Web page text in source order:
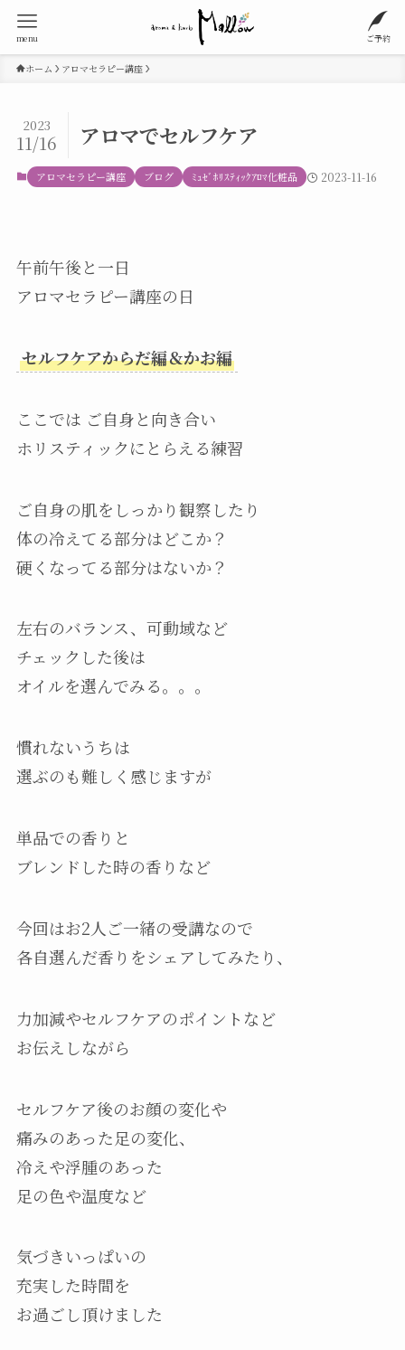
ご予約
menu
ホーム アロマセラピー講座
アロマでセルフケア
2023
11/16
アロマセラピー講座 ブログ ﾐｭｾﾞﾎﾘｽﾃｨｯｸｱﾛﾏ化粧品 2023-11-16
午前午後と一日
アロマセラピー講座の日
セルフケアからだ編＆かお編
ここでは ご自身と向き合い
ホリスティックにとらえる練習
ご自身の肌をしっかり観察したり
体の冷えてる部分はどこか？
硬くなってる部分はないか？
左右のバランス、可動域など
チェックした後は
オイルを選んでみる。。。
慣れないうちは
選ぶのも難しく感じますが
単品での香りと
ブレンドした時の香りなど
今回はお2人ご一緒の受講なので
各自選んだ香りをシェアしてみたり、
力加減やセルフケアのポイントなど
お伝えしながら
セルフケア後のお顔の変化や
痛みのあった足の変化、
冷えや浮腫のあった
足の色や温度など
気づきいっぱいの
充実した時間を
お過ごし頂けました